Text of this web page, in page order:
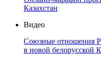
Казахстан
Видео
Союзные отношения
в новой белорусской